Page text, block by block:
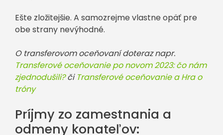
Ešte zložitejšie. A samozrejme vlastne opäť pre
obe strany nevýhodné.
O transferovom oceňovaní doteraz napr.
Transferové oceňovanie po novom 2023: čo nám
zjednodušili?či Transferové oceňovanie a Hra o
tróny
Príjmy zo zamestnania a
odmeny konateľov: